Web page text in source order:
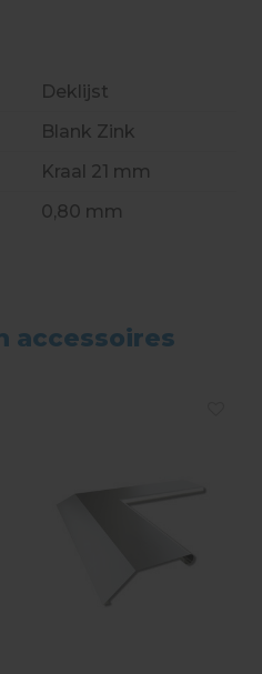
Deklijst
Blank Zink
Kraal 21 mm
0,80 mm
accessoires